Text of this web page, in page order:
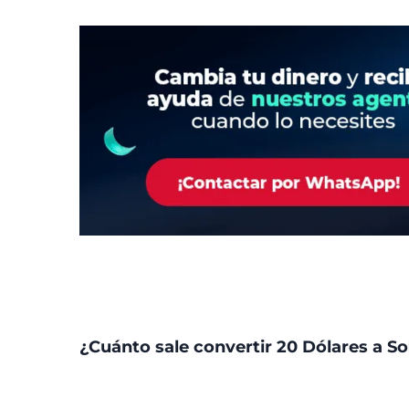
¿Cuánto sale convertir 20 Dólares a